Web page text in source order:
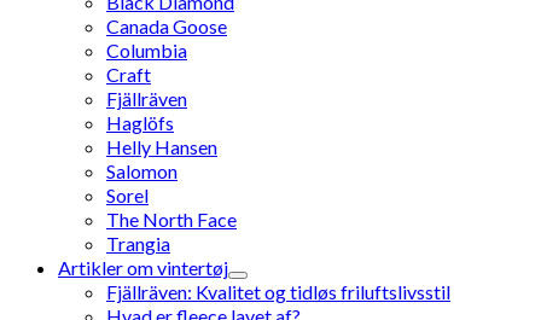
Canada Goose
Columbia
Craft
Fjällräven
Haglöfs
Helly Hansen
Salomon
Sorel
The North Face
Trangia
Artikler om vintertøj
Fjällräven: Kvalitet og tidløs friluftslivsstil